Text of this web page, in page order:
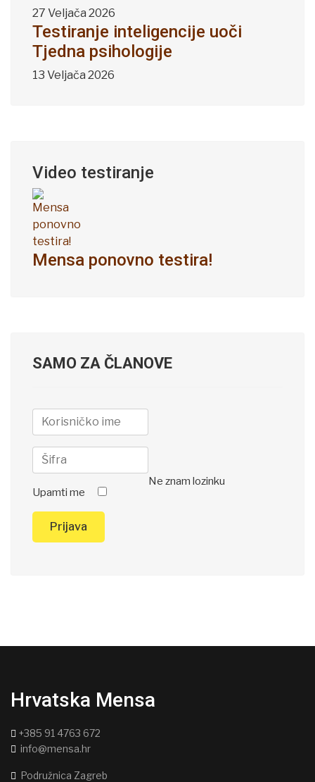
27 Veljača 2026
Testiranje inteligencije uoči
Tjedna psihologije
13 Veljača 2026
Video testiranje
Mensa ponovno testira!
SAMO ZA ČLANOVE
Upamti me
Prijava
Ne znam lozinku
Hrvatska Mensa
+385 91 4763 672
info@mensa.hr
Podružnica Zagreb